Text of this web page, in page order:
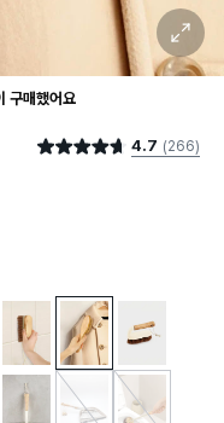
확대 보기
매했어요
구매했어요별점 4.7점 4.7 (266)
원형 청소솔
고무나무 사각 미니 청소솔
고무나무 손잡이 옷솔
고무나무 손잡